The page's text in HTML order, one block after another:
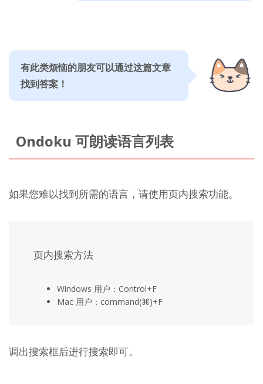
有此类烦恼的朋友可以通过这篇文章
找到答案！
Ondoku 可朗读语言列表
如果您难以找到所需的语言，请使用页内搜索功能。
页内搜索方法
Windows 用户：Control+F
Mac 用户：command(⌘)+F
调出搜索框后进行搜索即可。